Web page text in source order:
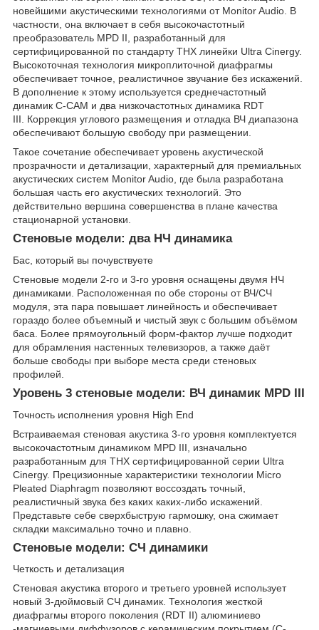
новейшими акустическими технологиями от Monitor Audio. В
частности, она включает в себя высокочастотный
преобразователь MPD II, разработанный для
сертифицированной по стандарту THX линейки Ultra Cinergy.
Высокоточная технология микроплиточной диафрагмы
обеспечивает точное, реалистичное звучание без искажений.
В дополнение к этому используется среднечастотный
динамик C-CAM и два низкочастотных динамика RDT
III. Коррекция углового размещения и отладка ВЧ диапазона
обеспечивают большую свободу при размещении.
Такое сочетание обеспечивает уровень акустической
прозрачности и детализации, характерный для премиальных
акустических систем Monitor Audio, где была разработана
большая часть его акустических технологий. Это
действительно вершина совершенства в плане качества
стационарной установки.
Стеновые модели: два НЧ динамика
Бас, который вы почувствуете
Стеновые модели 2-го и 3-го уровня оснащены двумя НЧ
динамиками. Расположенная по обе стороны от ВЧ/СЧ
модуля, эта пара повышает линейность и обеспечивает
гораздо более объемный и чистый звук с большим объёмом
баса. Более прямоугольный форм-фактор лучше подходит
для обрамления настенных телевизоров, а также даёт
больше свободы при выборе места среди стеновых
профилей.
Уровень 3 стеновые модели: ВЧ динамик MPD III
Точность исполнения уровня High End
Встраиваемая стеновая акустика 3-го уровня комплектуется
высокочастотным динамиком MPD III, изначально
разработанным для THX сертифицированной серии Ultra
Cinergy. Прецизионные характеристики технологии Micro
Pleated Diaphragm позволяют воссоздать точный,
реалистичный звука без каких каких-либо искажений.
Представьте себе сверхбыструю гармошку, она сжимает
складки максимально точно и плавно.
Стеновые модели: СЧ динамики
Четкость и детализация
Стеновая акустика второго и третьего уровней использует
новый 3-дюймовый СЧ динамик. Технология жесткой
диафрагмы второго поколения (RDT II) алюминиево